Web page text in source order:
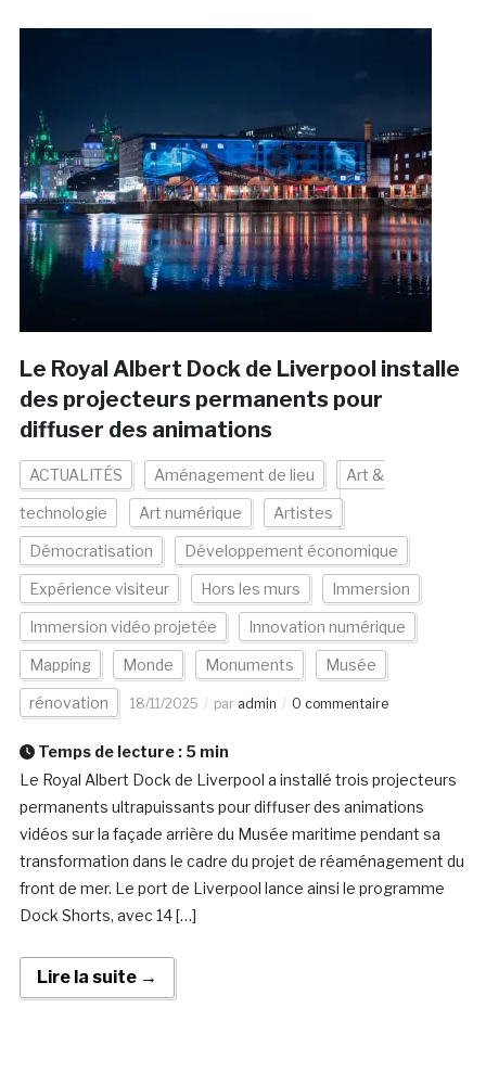
Le Royal Albert Dock de Liverpool installe
des projecteurs permanents pour
diffuser des animations
ACTUALITÉS Aménagement de lieu Art &
technologie Art numérique Artistes
Démocratisation Développement économique
Expérience visiteur Hors les murs Immersion
Immersion vidéo projetée Innovation numérique
Mapping Monde Monuments Musée
rénovation 18/11/2025 par admin 0 commentaire
Temps de lecture : 5 min
Le Royal Albert Dock de Liverpool a installé trois projecteurs
permanents ultrapuissants pour diffuser des animations
vidéos sur la façade arrière du Musée maritime pendant sa
transformation dans le cadre du projet de réaménagement du
front de mer. Le port de Liverpool lance ainsi le programme
Dock Shorts, avec 14 […]
Lire la suite →